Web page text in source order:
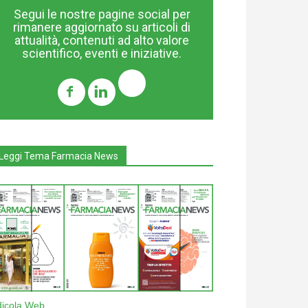
Segui le nostre pagine social per
rimanere aggiornato su articoli di
attualità, contenuti ad alto valore
scientifico, eventi e iniziative.
Tema Farmacia News
Web